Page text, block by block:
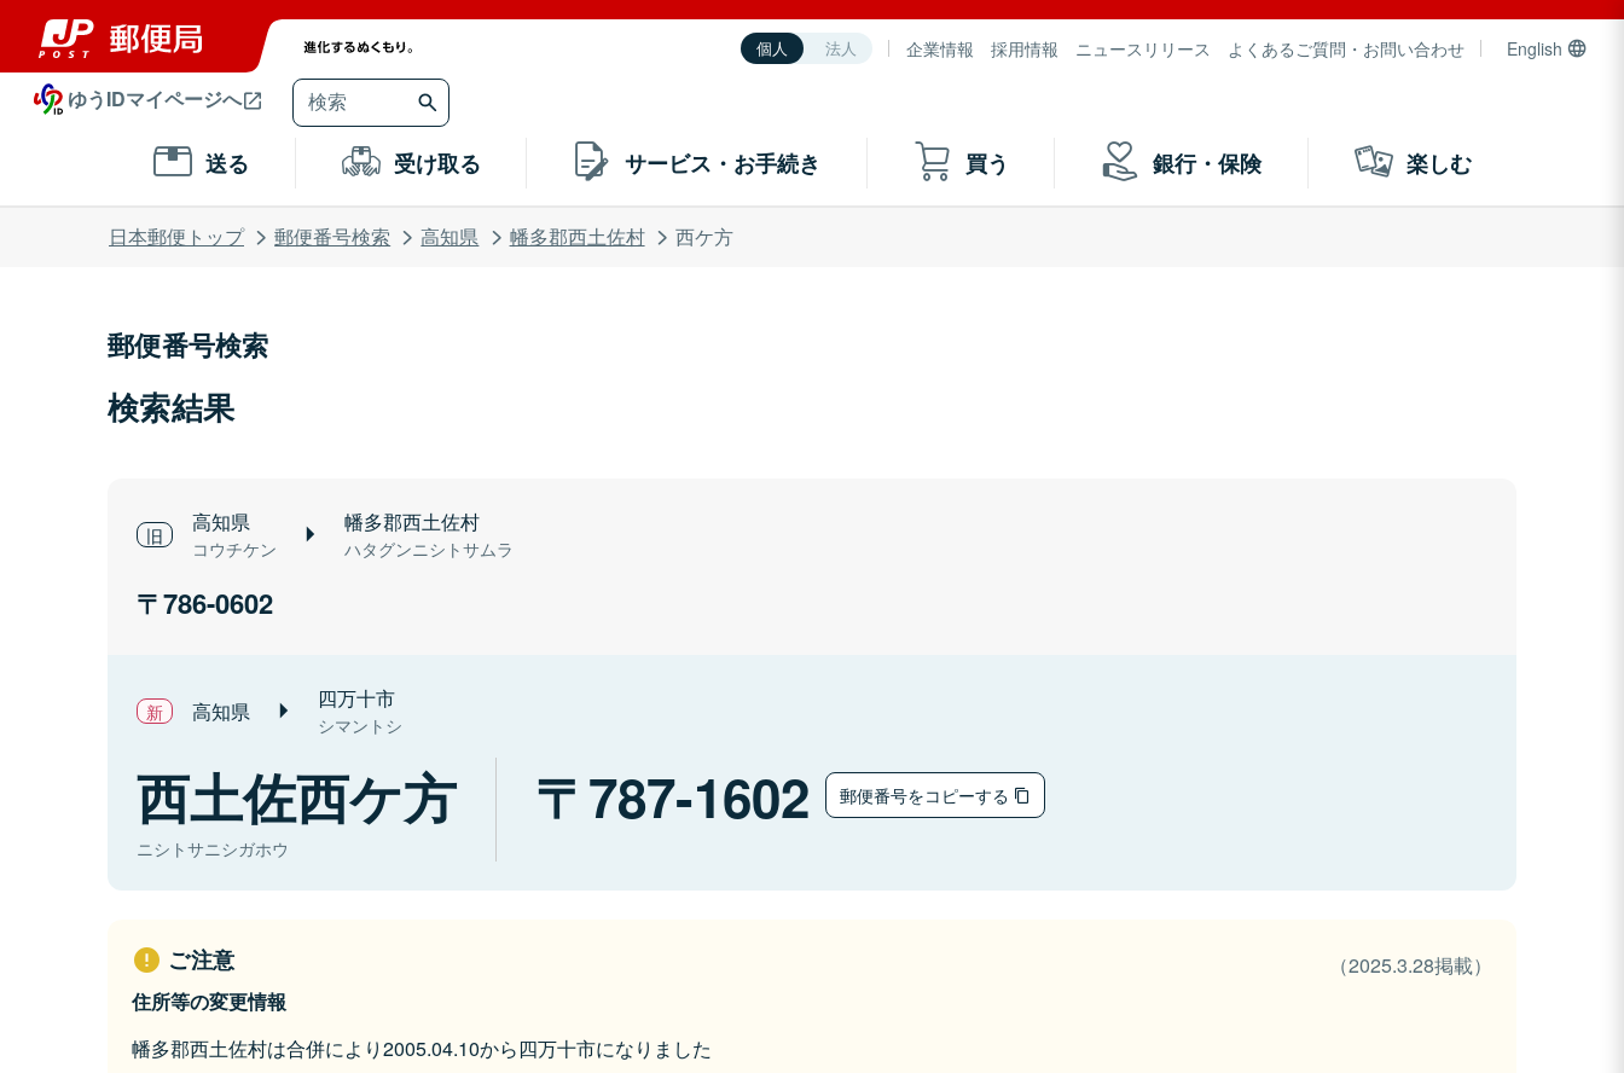
個人 法人 企業情報 採用情報 ニュースリリース よくあるご質問・お問い合わせ English
ゆうIDマイページへ
送る 受け取る サービス・お手続き 買う 銀行・保険 楽しむ
日本郵便トップ 郵便番号検索 高知県 幡多郡西土佐村 西ケ方
郵便番号検索
検索結果
高知県
コウチケン
幡多郡西土佐村
ハタグンニシトサムラ
786-0602
高知県 四万十市
シマントシ
西土佐西ケ方
ニシトサニシガホウ
787-1602 郵便番号をコピーする
ご注意
（2025.3.28掲載）
住所等の変更情報
幡多郡西土佐村は合併により2005.04.10から四万十市になりました